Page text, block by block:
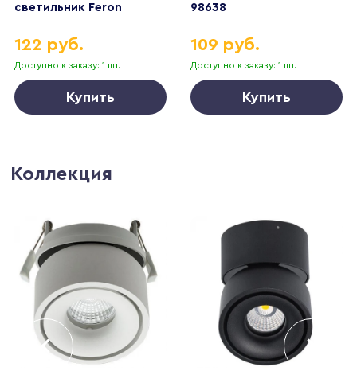
светильник Feron
Доступно к заказу: 1 шт.
122 руб.
Купить
98638
Доступно к заказу: 1 шт.
109 руб.
Купить
Коллекция